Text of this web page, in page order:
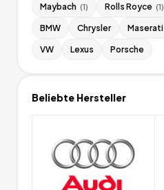
Maybach (1) Rolls Royce (1)
BMW Chrysler Maserati
VW Lexus Porsche
Beliebte Hersteller